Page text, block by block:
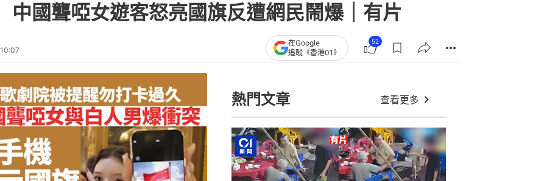
國聾啞女遊客怒亮國旗反遭網民鬧爆｜有片
在Google
追蹤《香港01》
52
熱門文章 查看更多